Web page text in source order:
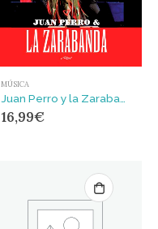
MÚSICA
16,99€